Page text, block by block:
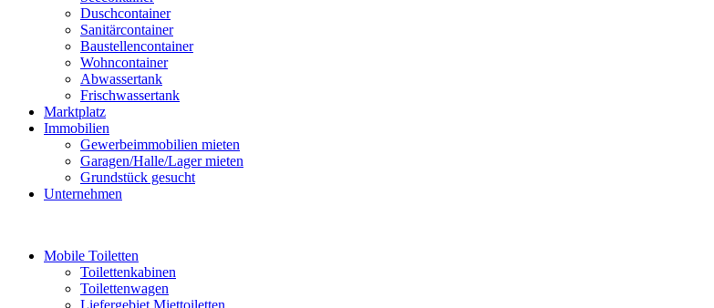
Duschcontainer
Sanitärcontainer
Baustellencontainer
Wohncontainer
Abwassertank
Frischwassertank
Marktplatz
Immobilien
Gewerbeimmobilien mieten
Garagen/Halle/Lager mieten
Grundstück gesucht
Unternehmen
Mobile Toiletten
Toilettenkabinen
Toilettenwagen
Liefergebiet Miettoiletten